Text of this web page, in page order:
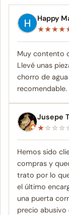
Happy
★★★★
Muy contento
Llevé unas
chorro de
recomendable.
Jusepe
★☆☆☆
Hemos sido
compras y
trato por lo
el último
una puerta
precio abusivo